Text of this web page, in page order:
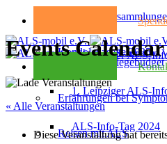
Kondolenzseite 2025
Checkliste Pflegebudget
Erfahrungen bei
Reisen mit ALS
2. Leipziger ALS-
1. Leipziger ALS-
ALS-Info-Tag 2024
Events Calendar
« Alle Veranstaltungen
Diese Veranstaltung hat